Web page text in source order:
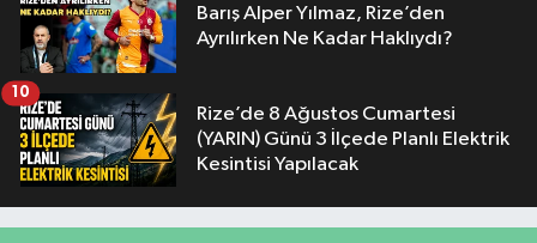
Barış Alper Yılmaz, Rize’den
Ayrılırken Ne Kadar Haklıydı?
Rize’de 8 Ağustos Cumartesi
(YARIN) Günü 3 İlçede Planlı Elektrik
Kesintisi Yapılacak
10